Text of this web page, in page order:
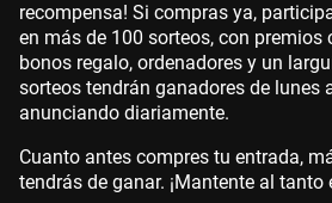
recompensa! Si compras ya,
en más de 100 sorteos, con premios
bonos regalo, ordenadores y un
sorteos tendrán ganadores de lunes
anunciando diariamente.
Cuanto antes compres tu entrada,
tendrás de ganar. ¡Mantente al tanto